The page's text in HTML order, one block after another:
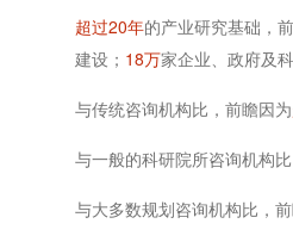
超过20年的产业研究基础，
建设； 18万家企业、政府及
与传统咨询机构比，前瞻因为
与一般的科研院所咨询机构
与大多数规划咨询机构比，